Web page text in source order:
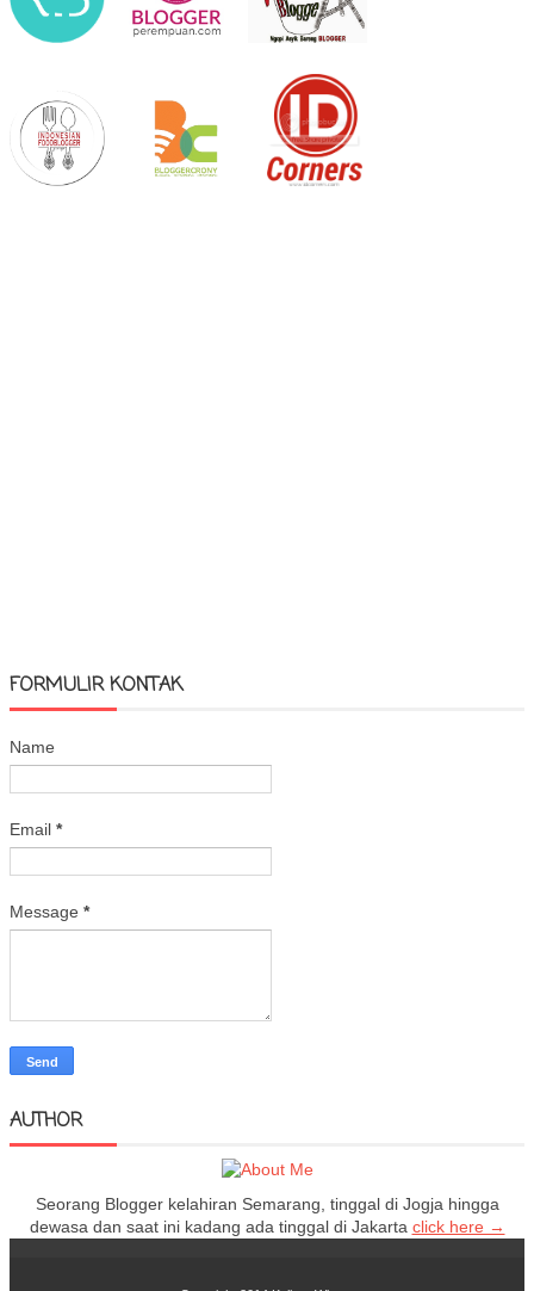
FORMULIR KONTAK
Name
Email *
Message *
AUTHOR
Seorang Blogger kelahiran Semarang, tinggal di Jogja hingga
dewasa dan saat ini kadang ada tinggal di Jakarta click here →